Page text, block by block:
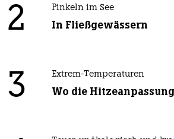
2 Pinkeln im See
In Fließgewässern
3 Extrem-Temperaturen
Wo die